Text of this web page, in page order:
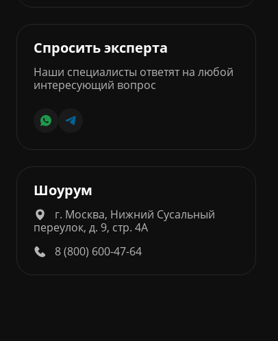
Спросить эксперта
Наши специалисты ответят на любой
интересующий вопрос
Шоурум
г. Москва, Нижний Сусальный
переулок, д. 9, стр. 4А
8 (800) 600-47-64